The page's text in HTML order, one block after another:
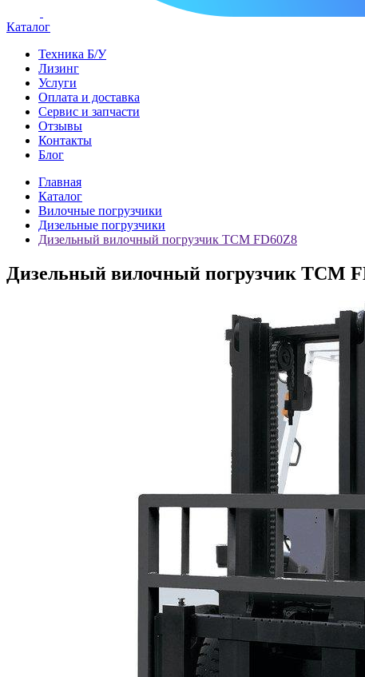
Каталог
Техника Б/У
Лизинг
Услуги
Оплата и доставка
Сервис и запчасти
Отзывы
Контакты
Блог
Главная
Каталог
Вилочные погрузчики
Дизельные погрузчики
Дизельный вилочный погрузчик TCM FD60Z8
Дизельный вилочный погрузчик TCM